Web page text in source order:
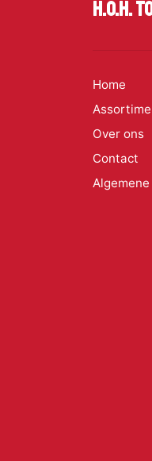
H.O.H.
Home
Over ons
Contact